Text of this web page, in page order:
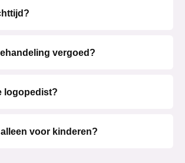
vergoed?
logopedist?
voor kinderen?